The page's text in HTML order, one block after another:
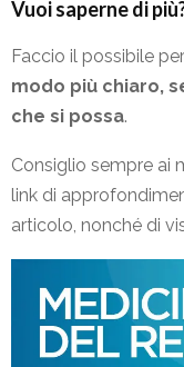
Vuoi saperne di
Faccio il possibile
modo più chiaro,
che si possa.
Consiglio sempre ai
link di
articolo, nonché di